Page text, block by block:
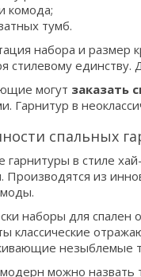
комода;
тумб.
набора и размер
стилевому
могут заказать
Гарнитур в
спальных
гарнитуры в стиле
Производятся из
наборы для
классические
незыблемые
можно назвать